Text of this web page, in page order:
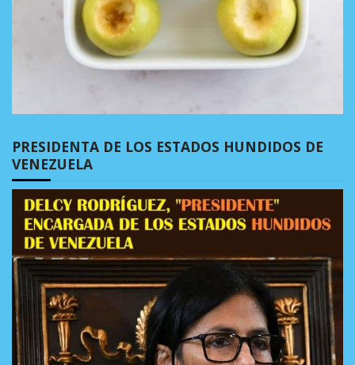
PRESIDENTA DE LOS ESTADOS HUNDIDOS DE
VENEZUELA